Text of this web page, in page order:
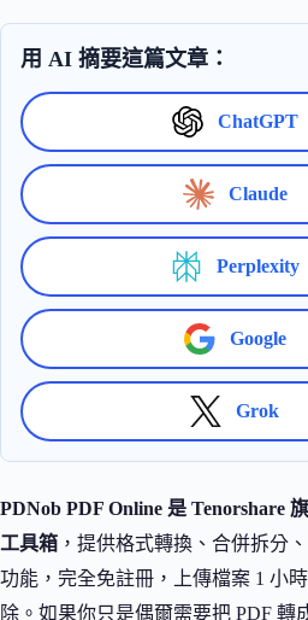
用 AI 摘要這篇文章：
ChatGPT
Claude
Perplexity
Google
Grok
PDNob PDF Online 是 Tenorshare
工具箱 ，提供格式轉換、合併拆分
功能，完全免註冊，上傳檔案 1 小
除。如果你只是偶爾需要把 PDF 轉